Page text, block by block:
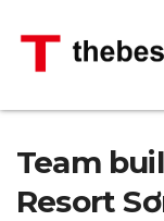
Team
Resort